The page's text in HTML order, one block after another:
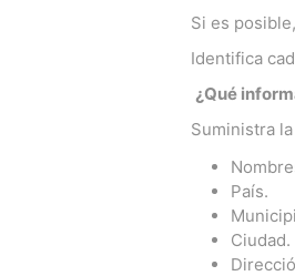
Si es
Identifica
¿Qué
Suministra
País.
Ciudad.